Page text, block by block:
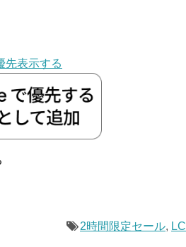
先表示する
2時間限定セール,